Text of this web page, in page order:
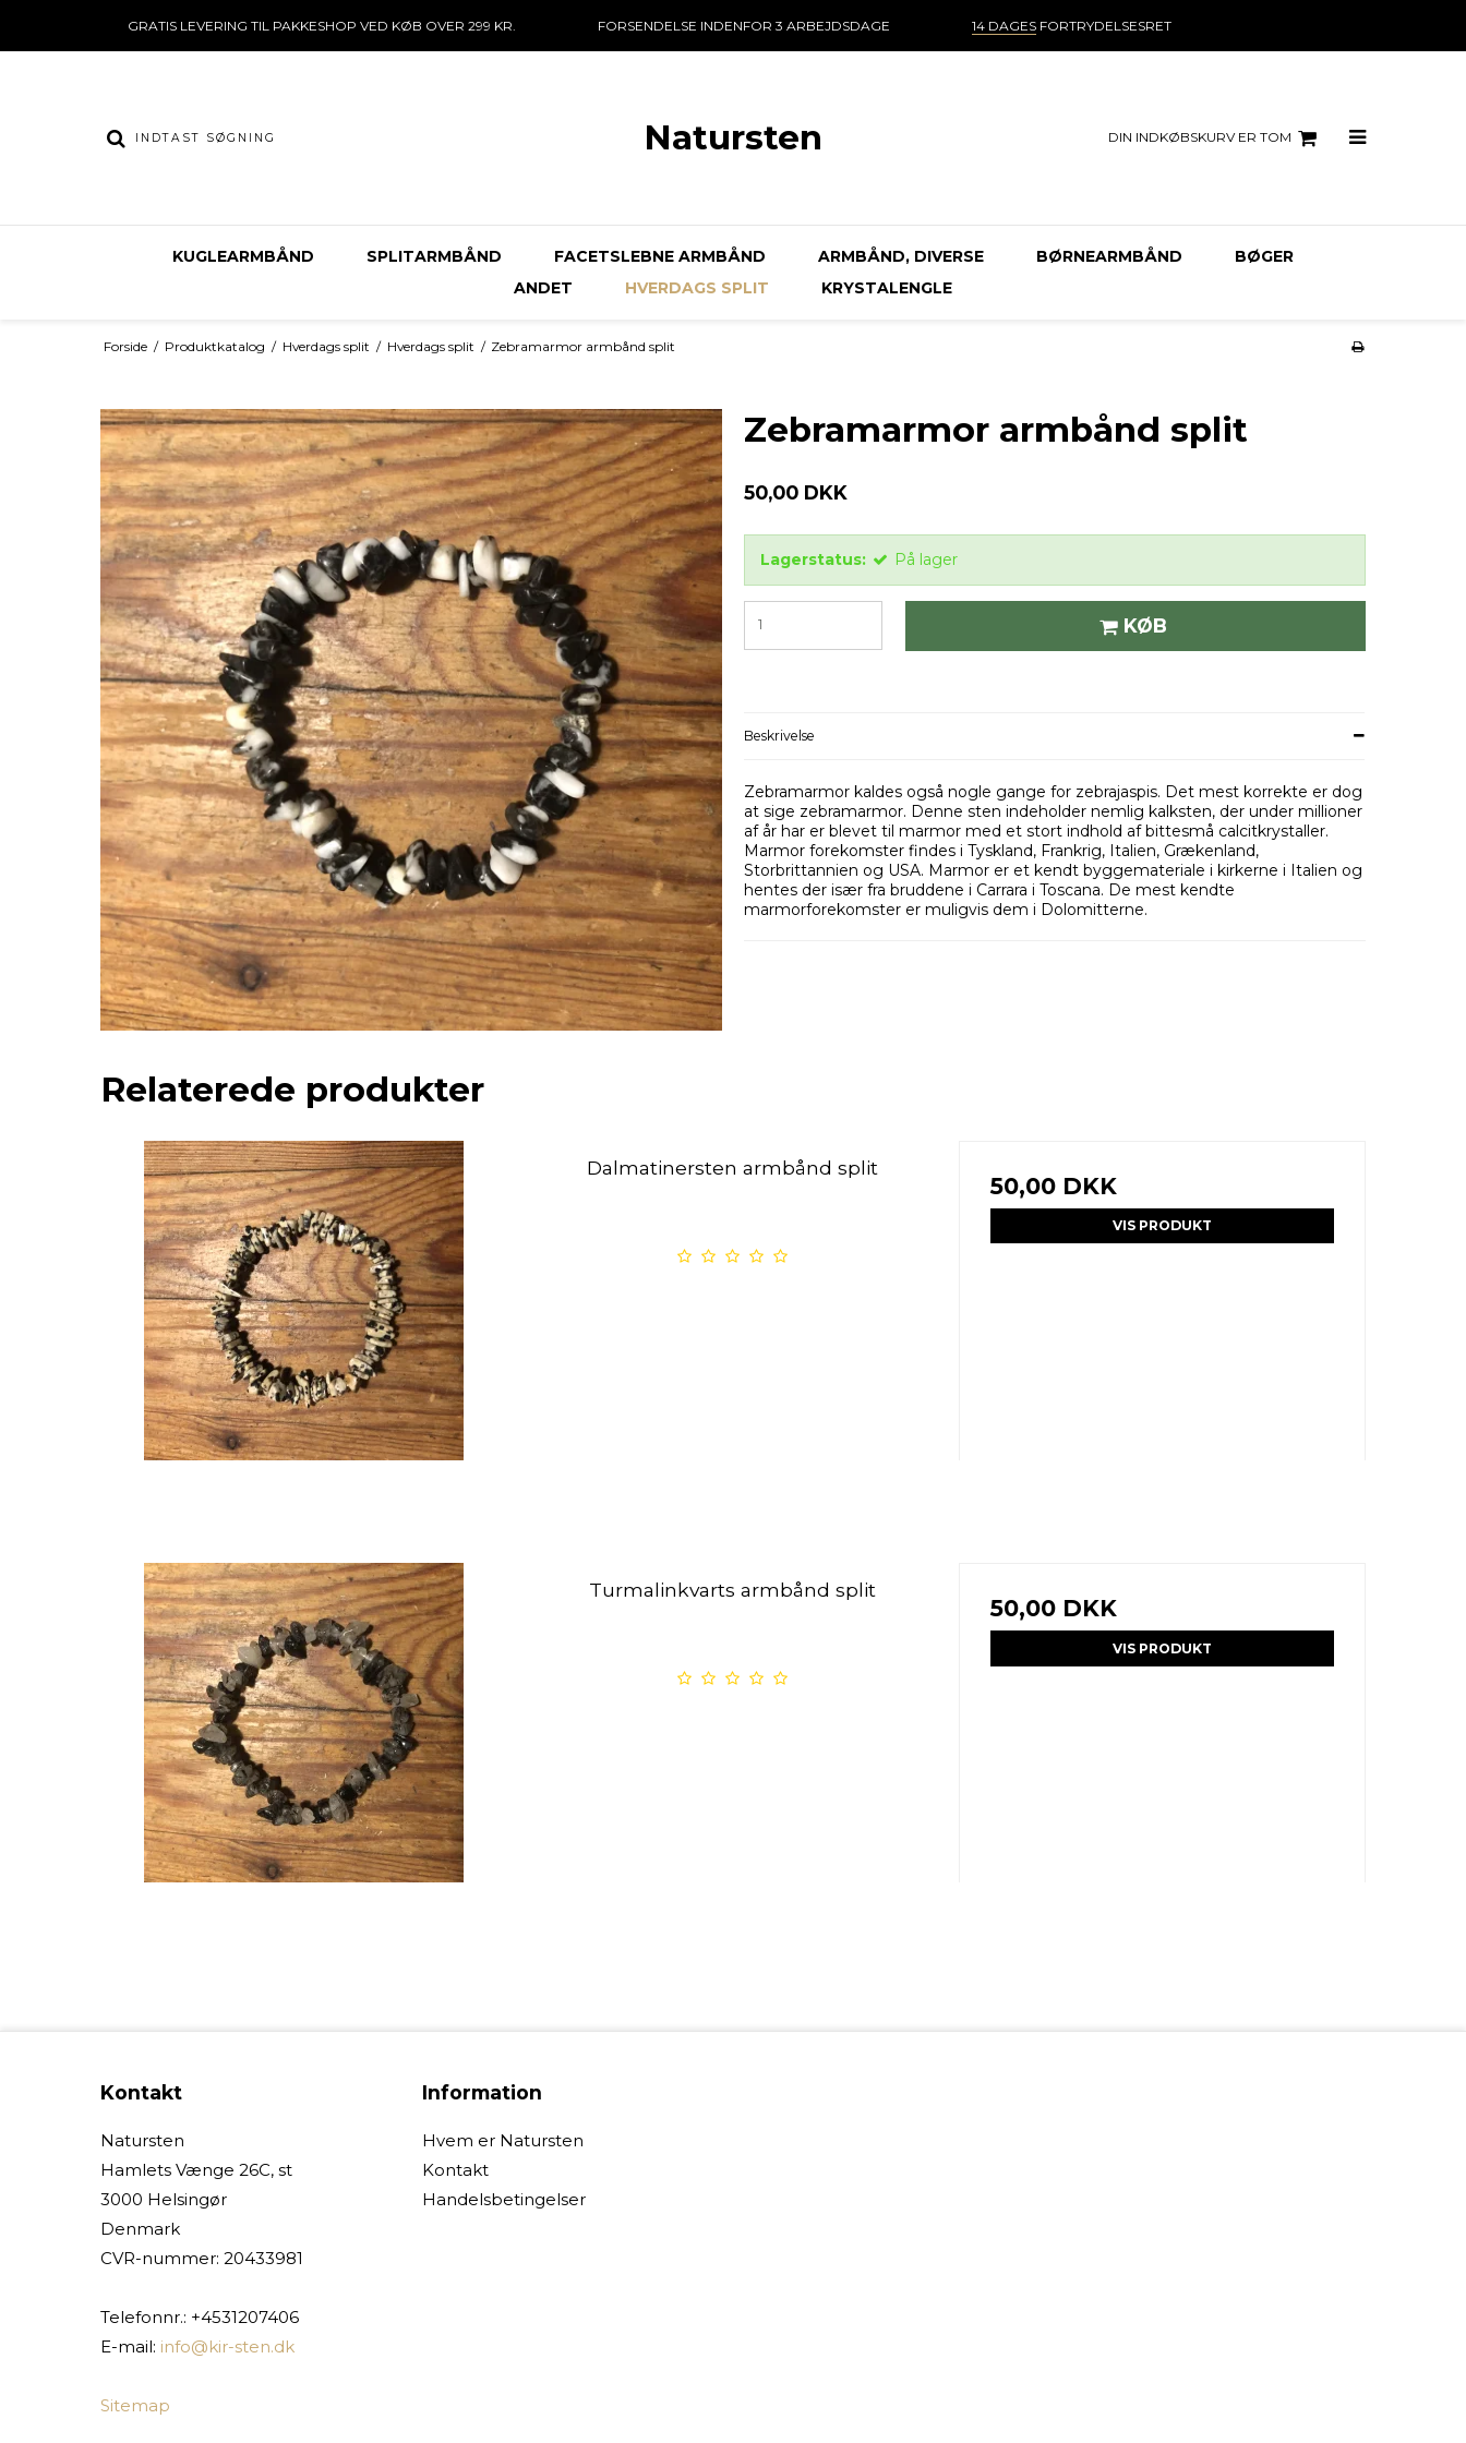
GRATIS LEVERING TIL PAKKESHOP VED KØB OVER 299 KR. FORSENDELSE INDENFOR 3 ARBEJDSDAGE 14 DAGESFORTRYDELSESRET
Natursten DIN INDKØBSKURV ER TOM
KUGLEARMBÅND SPLITARMBÅND FACETSLEBNE ARMBÅND ARMBÅND, DIVERSE BØRNEARMBÅND
BØGER
ANDET
HVERDAGS SPLIT KRYSTALENGLE
Forside / Produktkatalog / Hverdags split / Hverdags split / Zebramarmor armbånd split
Zebramarmor armbånd split
50,00 DKK
Lagerstatus: På lager
KØB
Beskrivelse
Zebramarmor kaldes også nogle gange for zebrajaspis. Det mest korrekte er dog
at sige zebramarmor. Denne sten indeholder nemlig kalksten, der under millioner
af år har er blevet til marmor med et stort indhold af bittesmå calcitkrystaller.
Marmor forekomster findes i Tyskland, Frankrig, Italien, Grækenland,
Storbrittannien og USA. Marmor er et kendt byggemateriale i kirkerne i Italien og
hentes der især fra bruddene i Carrara i Toscana. De mest kendte
marmorforekomster er muligvis dem i Dolomitterne.
Relaterede produkter
Dalmatinersten armbånd split
50,00 DKK
VIS PRODUKT
Turmalinkvarts armbånd split
50,00 DKK
VIS PRODUKT
Kontakt
Natursten
Hamlets Vænge 26C, st
3000 Helsingør
Denmark
CVR-nummer: 20433981
Telefonnr.: +4531207406
E-mail: info@kir-sten.dk
Sitemap
Information
Hvem er Natursten
Kontakt
Handelsbetingelser